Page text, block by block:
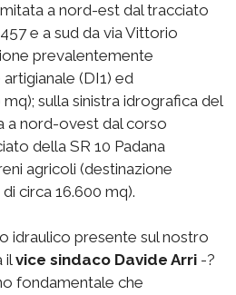
a nord-est dal tracciato
e a sud da via Vittorio
prevalentemente
(DI1) ed
sulla sinistra idrografica del
a nord-ovest dal corso
della SR 10 Padana
agricoli (destinazione
circa 16.600 mq).
idraulico presente sul nostro
ilvice sindaco Davide Arri -?
fondamentale che